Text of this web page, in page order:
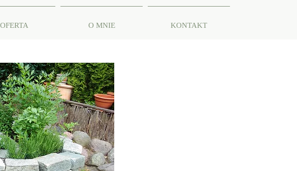
OFERTA O MNIE KONTAKT